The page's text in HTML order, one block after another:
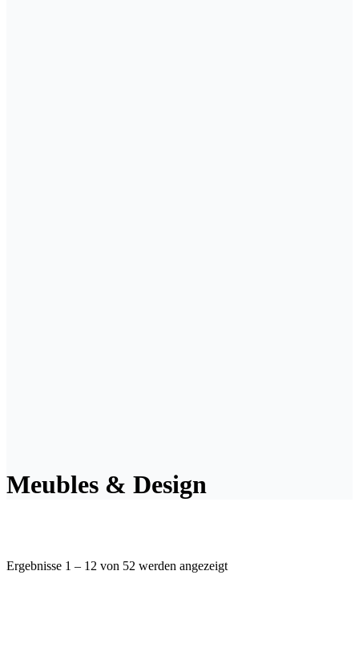
Meubles & Design
Ergebnisse 1 – 12 von 52 werden angezeigt